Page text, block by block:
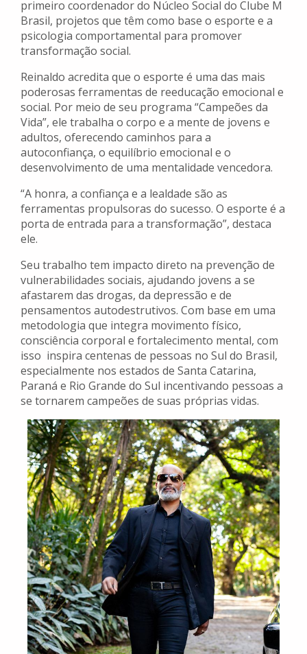
primeiro coordenador do Núcleo Social do Clube M
Brasil, projetos que têm como base o esporte e a
psicologia comportamental para promover
transformação social.
Reinaldo acredita que o esporte é uma das mais
poderosas ferramentas de reeducação emocional e
social. Por meio de seu programa “Campeões da
Vida”, ele trabalha o corpo e a mente de jovens e
adultos, oferecendo caminhos para a
autoconfiança, o equilíbrio emocional e o
desenvolvimento de uma mentalidade vencedora.
“A honra, a confiança e a lealdade são as
ferramentas propulsoras do sucesso. O esporte é a
porta de entrada para a transformação”, destaca
ele.
Seu trabalho tem impacto direto na prevenção de
vulnerabilidades sociais, ajudando jovens a se
afastarem das drogas, da depressão e de
pensamentos autodestrutivos. Com base em uma
metodologia que integra movimento físico,
consciência corporal e fortalecimento mental, com
isso inspira centenas de pessoas no Sul do Brasil,
especialmente nos estados de Santa Catarina,
Paraná e Rio Grande do Sul incentivando pessoas a
se tornarem campeões de suas próprias vidas.